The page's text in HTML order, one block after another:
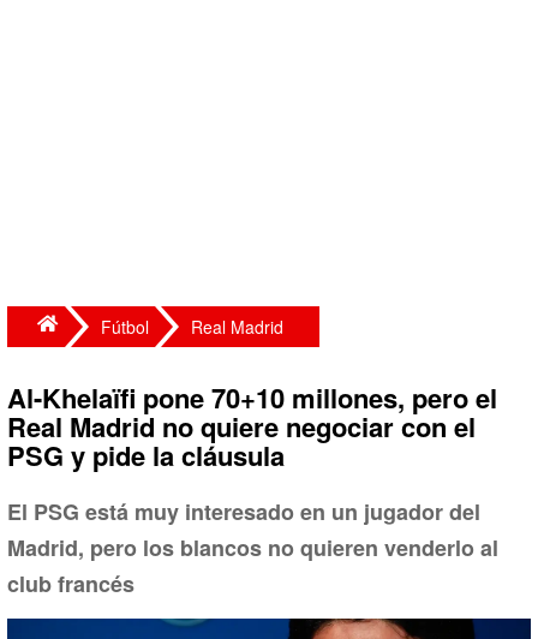
Fútbol Real Madrid
Al-Khelaïfi pone 70+10 millones, pero el
Real Madrid no quiere negociar con el
PSG y pide la cláusula
El PSG está muy interesado en un jugador del
Madrid, pero los blancos no quieren venderlo al
club francés